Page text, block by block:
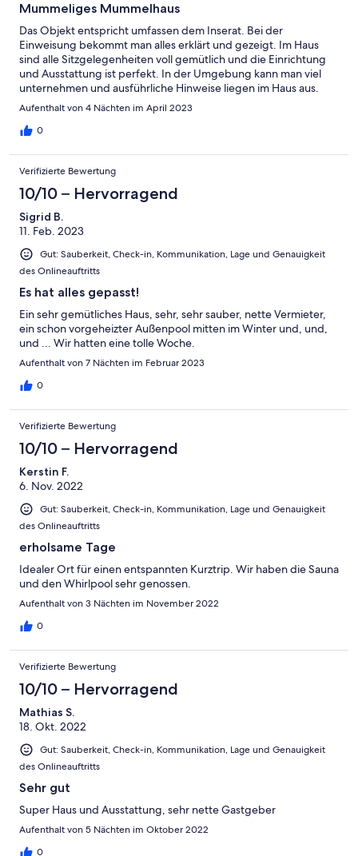
Mummeliges Mummelhaus
Das Objekt entspricht umfassen dem Inserat. Bei der
Einweisung bekommt man alles erklärt und gezeigt. Im Haus
sind alle Sitzgelegenheiten voll gemütlich und die Einrichtung
und Ausstattung ist perfekt. In der Umgebung kann man viel
unternehmen und ausführliche Hinweise liegen im Haus aus.
Aufenthalt von 4 Nächten im April 2023
0
Verifizierte Bewertung
10/10 – Hervorragend
Sigrid B.
11. Feb. 2023
Gut: Sauberkeit, Check-in, Kommunikation, Lage und Genauigkeit
des Onlineauftritts
Es hat alles gepasst!
Ein sehr gemütliches Haus, sehr, sehr sauber, nette Vermieter,
ein schon vorgeheizter Außenpool mitten im Winter und, und,
und ... Wir hatten eine tolle Woche.
Aufenthalt von 7 Nächten im Februar 2023
0
Verifizierte Bewertung
10/10 – Hervorragend
Kerstin F.
6. Nov. 2022
Gut: Sauberkeit, Check-in, Kommunikation, Lage und Genauigkeit
des Onlineauftritts
erholsame Tage
Idealer Ort für einen entspannten Kurztrip. Wir haben die Sauna
und den Whirlpool sehr genossen.
Aufenthalt von 3 Nächten im November 2022
0
Verifizierte Bewertung
10/10 – Hervorragend
Mathias S.
18. Okt. 2022
Gut: Sauberkeit, Check-in, Kommunikation, Lage und Genauigkeit
des Onlineauftritts
Sehr gut
Super Haus und Ausstattung, sehr nette Gastgeber
Aufenthalt von 5 Nächten im Oktober 2022
0